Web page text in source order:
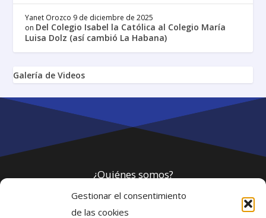
Gestionar el consentimiento
de las cookies
Yanet Orozco 9 de diciembre de 2025
on Del Colegio Isabel la Católica al Colegio María
Luisa Dolz (así cambió La Habana)
Galería de Videos
¿Quiénes somos?
Política de privacidad